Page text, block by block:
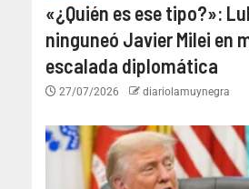
«¿Quién es ese tipo?»:
ninguneó Javier Milei en
escalada diplomática
27/07/2026 diariolamuynegra